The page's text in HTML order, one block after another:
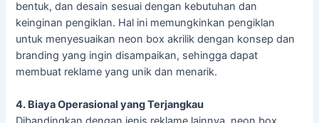
bentuk, dan desain sesuai dengan kebutuhan dan
keinginan pengiklan. Hal ini memungkinkan pengiklan
untuk menyesuaikan neon box akrilik dengan konsep dan
branding yang ingin disampaikan, sehingga dapat
membuat reklame yang unik dan menarik.
4. Biaya Operasional yang Terjangkau